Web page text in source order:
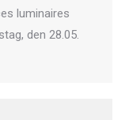
luminaires
den 28.05.